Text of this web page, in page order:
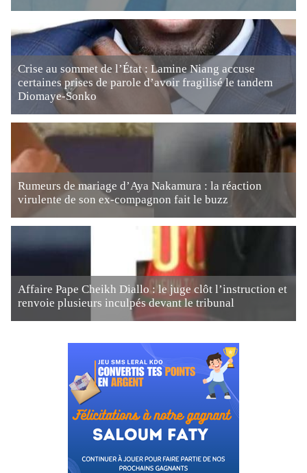
Crise au sommet de l’État : Lamine Niang accuse
certaines prises de parole d’avoir fragilisé le tandem
Diomaye-Sonko
Rumeurs de mariage d’Aya Nakamura : la réaction
virulente de son ex-compagnon fait le buzz
Affaire Pape Cheikh Diallo : le juge clôt l’instruction et
renvoie plusieurs inculpés devant le tribunal